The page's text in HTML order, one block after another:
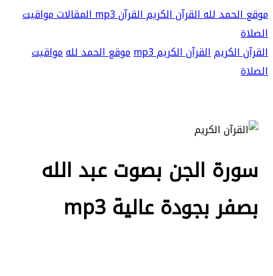
موقع الحمد للهالقرآن الكريمالقرآن mp3 المقالاتمواقيت
الصلاة
القرآن الكريمالقرآن الكريم mp3 موقع الحمد للهمواقيت
الصلاة
سورة الجن بصوت عبد الله
بصفر بجودة عالية mp3